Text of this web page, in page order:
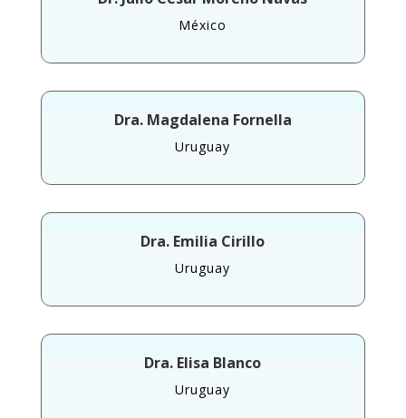
México
Dra. Magdalena Fornella
Uruguay
Dra. Emilia Cirillo
Uruguay
Dra. Elisa Blanco
Uruguay